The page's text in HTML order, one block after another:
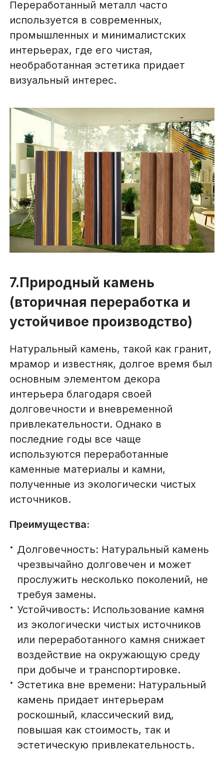
Переработанный металл часто
используется в современных,
промышленных и минималистских
интерьерах, где его чистая,
необработанная эстетика придает
визуальный интерес.
7.Природный камень
(вторичная переработка и
устойчивое производство)
Натуральный камень, такой как гранит,
мрамор и известняк, долгое время был
основным элементом декора
интерьера благодаря своей
долговечности и вневременной
привлекательности. Однако в
последние годы все чаще
используются переработанные
каменные материалы и камни,
полученные из экологически чистых
источников.
Преимущества:
Долговечность: Натуральный камень
чрезвычайно долговечен и может
прослужить несколько поколений, не
требуя замены.
Устойчивость: Использование камня
из экологически чистых источников
или переработанного камня снижает
воздействие на окружающую среду
при добыче и транспортировке.
Эстетика вне времени: Натуральный
камень придает интерьерам
роскошный, классический вид,
повышая как стоимость, так и
эстетическую привлекательность.